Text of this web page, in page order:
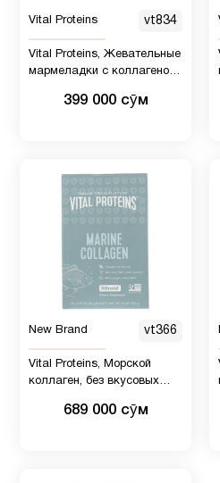
Vital Proteins vt834
Vital Proteins, Жевательные
мармеладки с коллагеном,
таблеток399 000 сӯм
New Brand vt366
Vital Proteins, Морской
коллаген, без вкусовых
689 000 сӯм